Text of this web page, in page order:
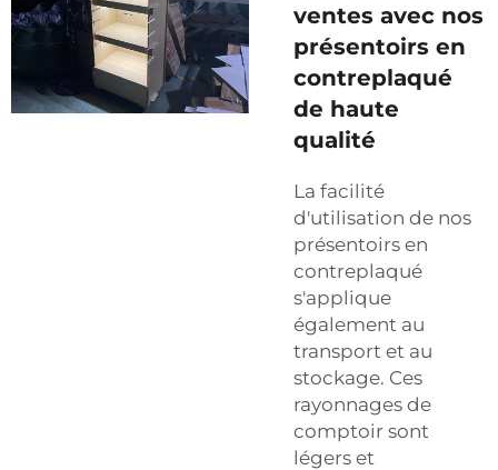
ventes avec nos
présentoirs en
contreplaqué
de haute
qualité
La facilité
d'utilisation de nos
présentoirs en
contreplaqué
s'applique
également au
transport et au
stockage. Ces
rayonnages de
comptoir sont
légers et